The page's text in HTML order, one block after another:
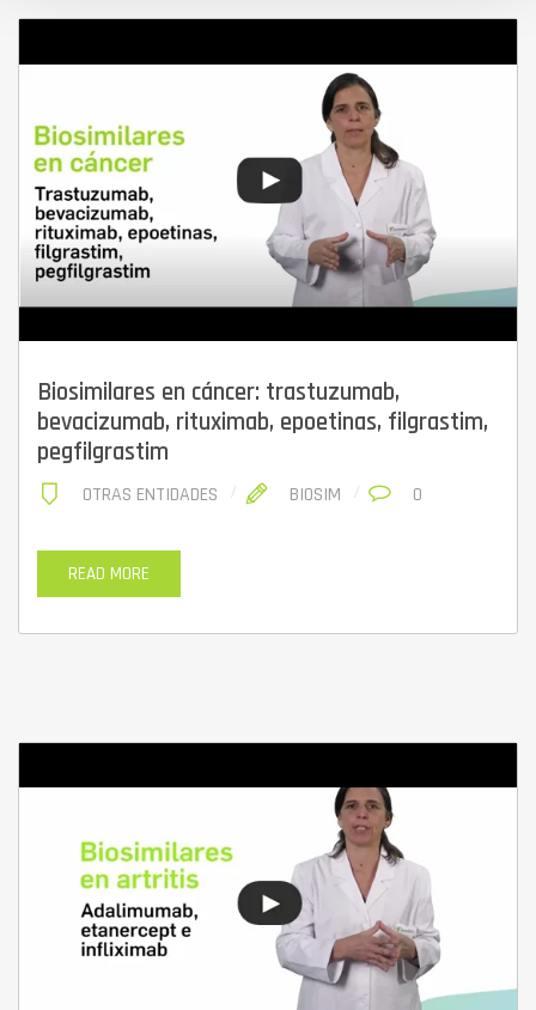
Biosimilares en cáncer: trastuzumab,
bevacizumab, rituximab, epoetinas, filgrastim,
pegfilgrastim
OTRAS ENTIDADES BIOSIM 0
READ MORE